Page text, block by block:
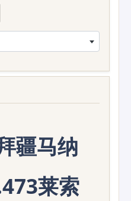
疆马纳
莱索